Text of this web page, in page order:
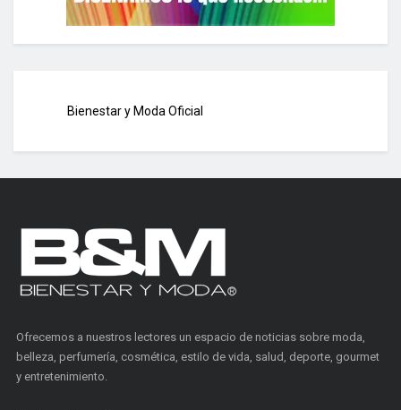
belleza, perfumería, cosmética, estilo de vida, salud, deporte, gourmet
y entretenimiento.